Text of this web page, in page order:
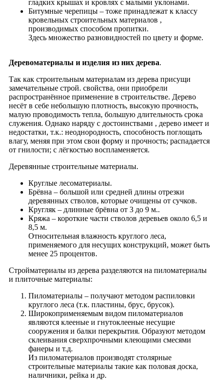
гладких крышах и кровлях с малыми уклонами.
Битумные черепицы – тоже принадлежат к классу
кровельных строительных материалов ,
производимых способом пропитки.
Здесь множество разновидностей по цвету и форме.
Деревоматериалы и изделия из них дерева.
Так как строительным материалам из дерева присущи
замечательные строй. свойства, они приобрели
распространённое применение в строительстве. Дерево
несёт в себе небольшую плотность, высокую прочность,
малую проводимость тепла, большую длительность срока
служения. Однако наряду с достоинствами , дерево имеет и
недостатки, т.к.: неоднородность, способность поглощать
влагу, меняя при этом свои форму и прочность; распадается
от гнилости; с лёгкостью воспламеняется.
Деревянные строительные материалы.
Круглые лесоматериалы.
Брёвна – большой или средней длины отрезки
деревянных стволов, которые очищены от сучков.
Кругляк – длинные брёвна от 3 до 9 м..
Кряжа – короткие части cтволов деревьев около 6,5 и
8,5 м.
Относительная влажность круглого леса,
применяемого для несущих конструкций, может быть
менее 25 процентов.
Стройматериалы из дерева разделяются на пиломатериалы
и плиточные материалы:
Пиломатериалы – получают методом распиловки
круглого леса (т.к. пластины, брус, брусок).
Широкоприменяемым видом пиломатериалов
являются клееные и гнутоклееные несущие
сооружения и балки перекрытия. Образуют методом
склеивания сверхпрочными клеющими смесями
фанеры и т.д.
Из пиломатериалов производят столярные
строительные материалы такие как половая доска,
наличники, рейка и др.